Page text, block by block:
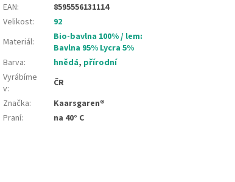
EAN:
8595556131114
Velikost:
92
Materiál:
Bio-bavlna 100% / lem:
Bavlna 95% Lycra 5%
Barva: hnědá, přírodní
Vyrábíme
v:
ČR
Značka:
Kaarsgaren®
Praní: na 40° C